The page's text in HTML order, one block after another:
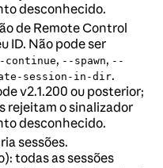
desconhecido.
de Remote Control
ID. Não pode ser
continue, --spawn, --
session-in-dir.
v2.1.200 ou posterior;
rejeitam o sinalizador
desconhecido.
sessões.
todas as sessões